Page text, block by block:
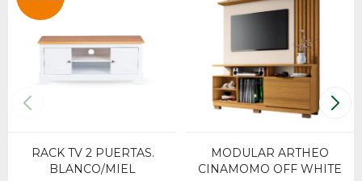
RACK TV 2 PUERTAS.
BLANCO/MIEL
MODULAR ARTHEO
CINAMOMO OFF WHITE